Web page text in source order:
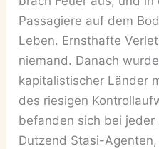
Passagiere auf dem
Leben. Ernsthafte
niemand. Danach
kapitalistischer Länder
des riesigen
befanden sich bei jeder
Dutzend Stasi-